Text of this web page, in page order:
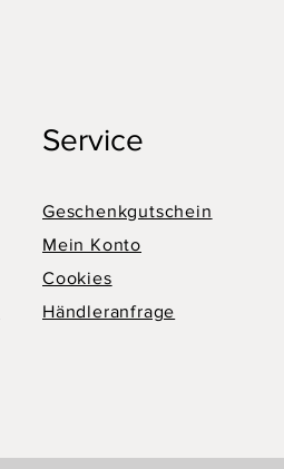
Service
Geschenkgutschein
Mein Konto
Cookies
Händleranfrage